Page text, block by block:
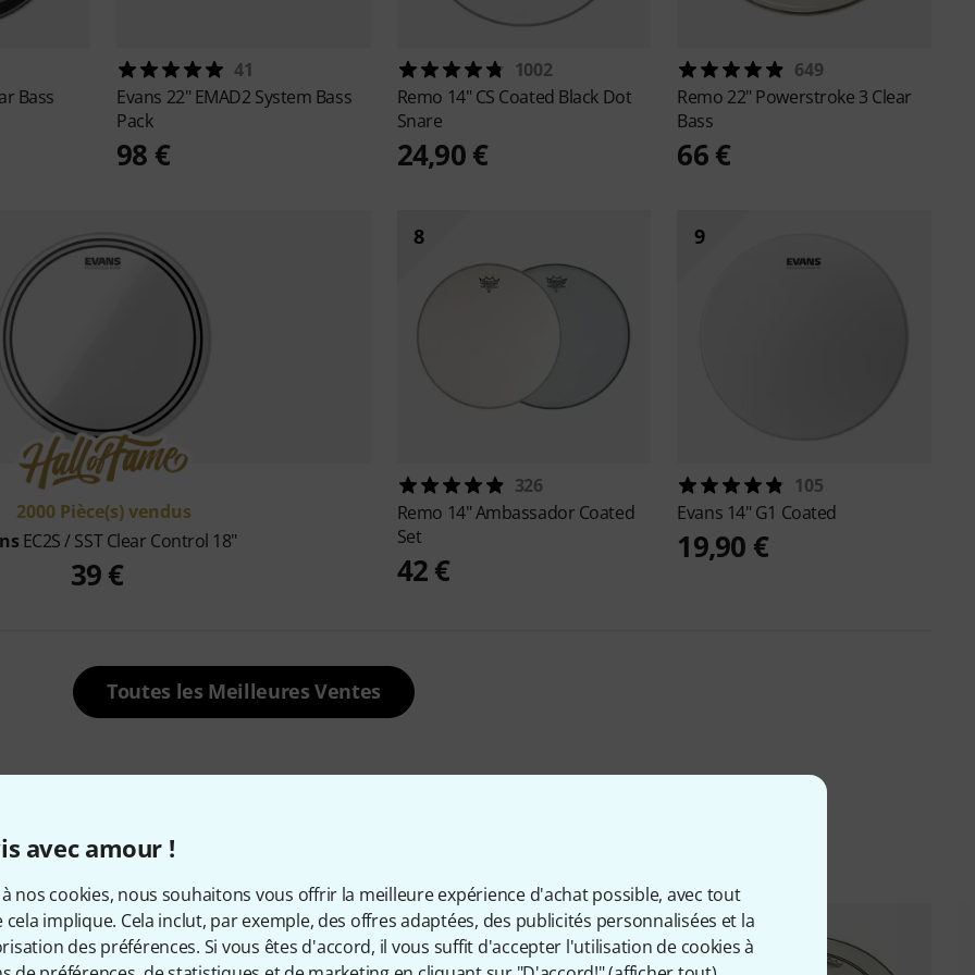
avec amour !
à nos cookies, nous souhaitons vous offrir la meilleure expérience d'achat possible, avec tout
cela implique. Cela inclut, par exemple, des offres adaptées, des publicités personnalisées et la
des préférences. Si vous êtes d'accord, il vous suffit d'accepter l'utilisation de cookies à
Bass
41
Evans 22" EMAD2 System Bass
Pack
98 €
1002
Remo 14" CS Coated Black Dot
Snare
24,90 €
649
Remo 22" Powerstroke 3 Clear
Bass
66 €
2000 Pièce(s) vendus
EC2S / SST Clear Control 18"
39 €
8
326
Remo 14" Ambassador Coated
Set
42 €
9
105
Evans 14" G1 Coated
19,90 €
Toutes les Meilleures Ventes
Actuellement populaires